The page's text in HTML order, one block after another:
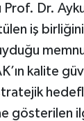
Prof. Dr.
iş
kalite
gösterilen